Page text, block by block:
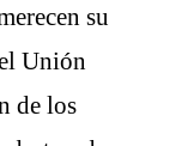
su
Unión
de los